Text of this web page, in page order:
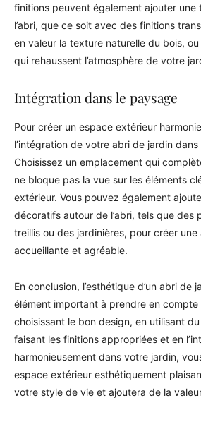
finitions peuvent également ajouter une
l’abri, que ce soit avec des finitions
en valeur la texture naturelle du bois,
qui rehaussent l’atmosphère de votre
Intégration dans le paysage
Pour créer un espace extérieur
l’intégration de votre abri de jardin
Choisissez un emplacement qui
ne bloque pas la vue sur les éléments
extérieur. Vous pouvez également
décoratifs autour de l’abri, tels que des
treillis ou des jardinières, pour créer une
accueillante et agréable.
En conclusion, l’esthétique d’un abri de
élément important à prendre en compte
choisissant le bon design, en utilisant
faisant les finitions appropriées et en
harmonieusement dans votre jardin,
espace extérieur esthétiquement
votre style de vie et ajoutera de la